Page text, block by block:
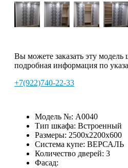
Вы можете заказать эту
подробная информация по
+7(922)740-22-33
Модель №: A0040
Тип шкафа: Встроенный
Размеры: 2500х2200х600
Система купе: ВЕРСАЛЬ
Количество дверей: 3
Фасад: